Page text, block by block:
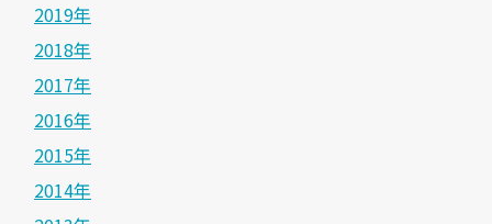
2019年
2018年
2017年
2016年
2015年
2014年